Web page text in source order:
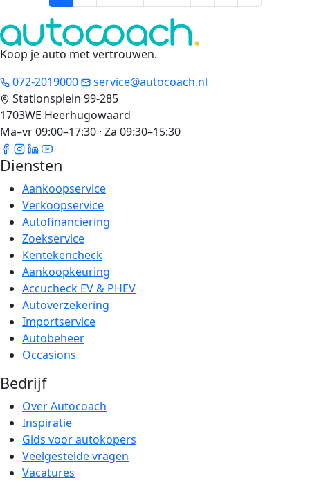
Koop je auto met vertrouwen.
072-2019000
service@autocoach.nl
Stationsplein 99-285
1703WE Heerhugowaard
Ma–vr 09:00–17:30 · Za 09:30–15:30
Diensten
Aankoopservice
Verkoopservice
Autofinanciering
Zoekservice
Kentekencheck
Aankoopkeuring
Accucheck EV & PHEV
Autoverzekering
Importservice
Autobeheer
Occasions
Bedrijf
Over Autocoach
Inspiratie
Gids voor autokopers
Veelgestelde vragen
Vacatures